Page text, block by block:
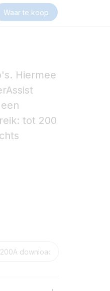
Waar te koop
Hiermee
tot 200